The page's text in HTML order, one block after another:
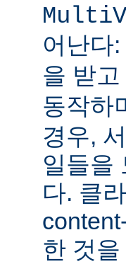
어난다
을 받고
동작하
경우,
일들을
다. 클
한 것